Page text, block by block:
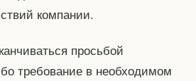
компании.
просьбой
требование в необходимом